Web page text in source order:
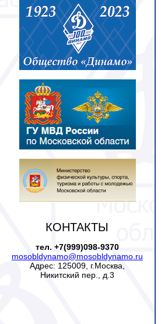
КОНТАКТЫ
тел. +7(999)098-9370
mosobldynamo@mosobldynamo.ru
Адрес: 125009, г.Москва,
Никитский пер., д.3